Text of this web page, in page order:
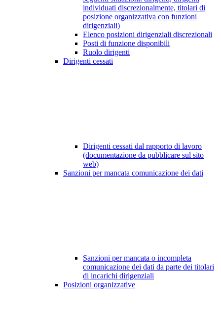
individuati discrezionalmente, titolari di
posizione organizzativa con funzioni
dirigenziali)
Elenco posizioni dirigenziali discrezionali
Posti di funzione disponibili
Ruolo dirigenti
Dirigenti cessati
Dirigenti cessati dal rapporto di lavoro
(documentazione da pubblicare sul sito
web)
Sanzioni per mancata comunicazione dei dati
Sanzioni per mancata o incompleta
comunicazione dei dati da parte dei titolari
di incarichi dirigenziali
Posizioni organizzative